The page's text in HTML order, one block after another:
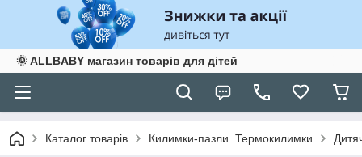
🌞 ALLBABY магазин товарів для дітей
Каталог товарів Килимки-пазли. Термокилимки